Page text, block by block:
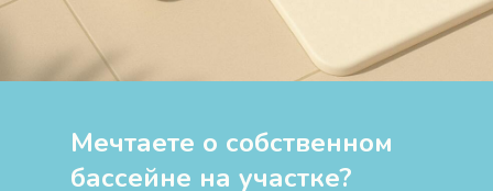
Мечтаете о собственном
бассейне на участке?